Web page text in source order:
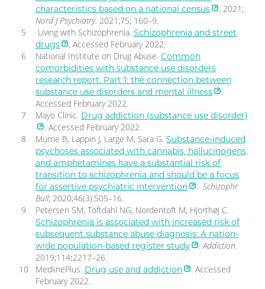
characteristics based on a national census
. 2021;
Nord J Psychiatry. 2021;75; 160–9.
Living with Schizophrenia. Schizophrenia and street
drugs
. Accessed February 2022.
National Institute on Drug Abuse. Common
comorbidities with substance use disorders
research report. Part 1: the connection between
substance use disorders and mental illness
.
Accessed February 2022.
Mayo Clinic. Drug addiction (substance use disorder)
. Accessed February 2022.
Murrie B, Lappin J, Large M, Sara G. Substance-induced
psychoses associated with cannabis, hallucinogens,
and amphetamines have a substantial risk of
transition to schizophrenia and should be a focus
for assertive psychiatric intervention
. Schizophr
Bull; 2020;46(3):505–16.
Petersen SM, Toftdahl NG, Nordentoft M, Hjorthøj C.
Schizophrenia is associated with increased risk of
subsequent substance abuse diagnosis: A nation-
wide population-based register study
.Addiction.
2019;114:2217–26.
MedlinePlus. Drug use and addiction
. Accessed
February 2022.